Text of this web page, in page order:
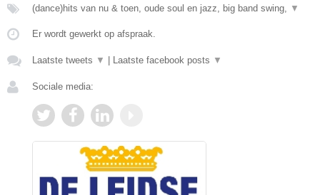
(dance)hits van nu & toen, oude soul en jazz, big band swing, ▼
Er wordt gewerkt op afspraak.
Laatste tweets ▼ | Laatste facebook posts ▼
Sociale media: